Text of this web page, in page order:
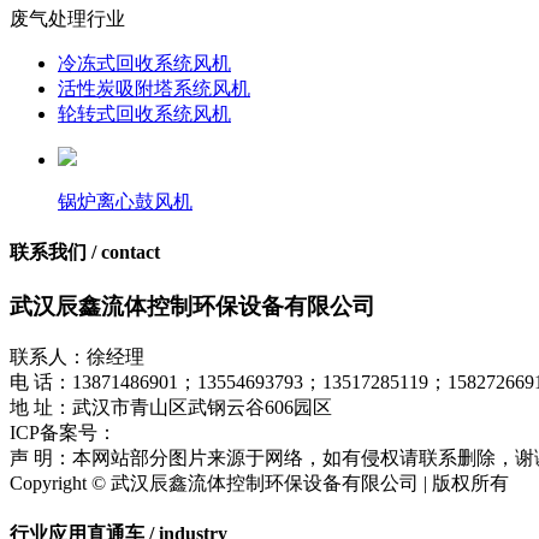
废气处理行业
冷冻式回收系统风机
活性炭吸附塔系统风机
轮转式回收系统风机
锅炉离心鼓风机
联系我们 / contact
武汉辰鑫流体控制环保设备有限公司
联系人：徐经理
电 话：13871486901；13554693793；13517285119；
地 址：武汉市青山区武钢云谷606园区
ICP备案号：
声 明：本网站部分图片来源于网络，如有侵权请联系删除，谢
Copyright © 武汉辰鑫流体控制环保设备有限公司 | 版权所有
行业应用直通车 / industry